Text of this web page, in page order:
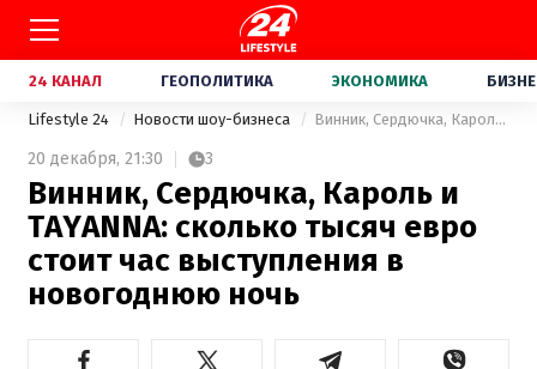
24 КАНАЛ ГЕОПОЛИТИКА ЭКОНОМИКА
Lifestyle 24 Новости шоу-бизнеса Винник, Сердючка, Кароль и TAYANNA: сколько тысяч евро стоит час выступления в новогоднюю ночь
20 декабря, 21:30 3
Винник, Сердючка, Кароль и
TAYANNA: сколько тысяч евро
стоит час выступления в
новогоднюю ночь